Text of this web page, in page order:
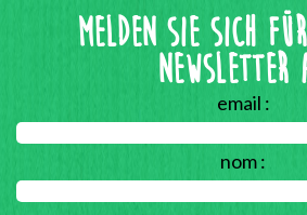
Melden Sie sich
Newsletter
email :
nom :